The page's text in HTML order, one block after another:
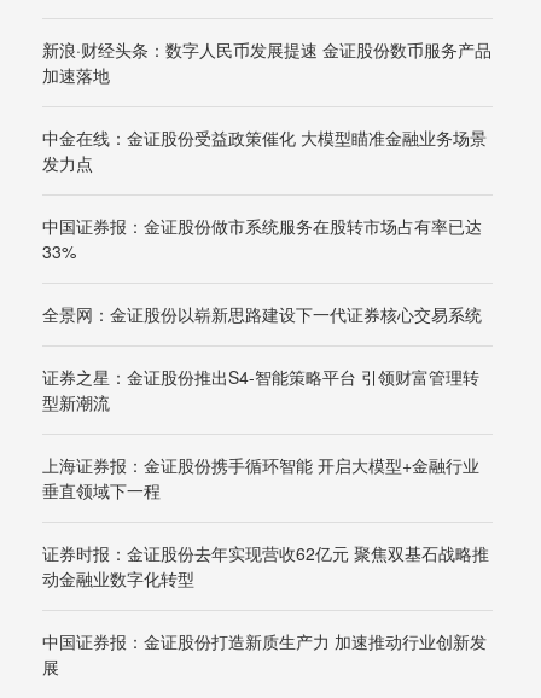
新浪·财经头条：数字人民币发展提速 金证股份数币服务产品
加速落地
中金在线：金证股份受益政策催化 大模型瞄准金融业务场景
发力点
中国证券报：金证股份做市系统服务在股转市场占有率已达
33%
全景网：金证股份以崭新思路建设下一代证券核心交易系统
证券之星：金证股份推出S4-智能策略平台 引领财富管理转
型新潮流
上海证券报：金证股份携手循环智能 开启大模型+金融行业
垂直领域下一程
证券时报：金证股份去年实现营收62亿元 聚焦双基石战略推
动金融业数字化转型
中国证券报：金证股份打造新质生产力 加速推动行业创新发
展